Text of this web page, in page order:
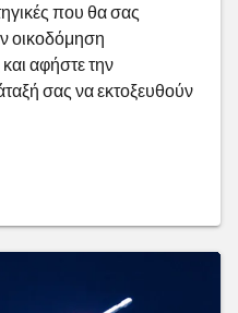
που θα σας
οικοδόμηση
αφήστε την
σας να εκτοξευθούν